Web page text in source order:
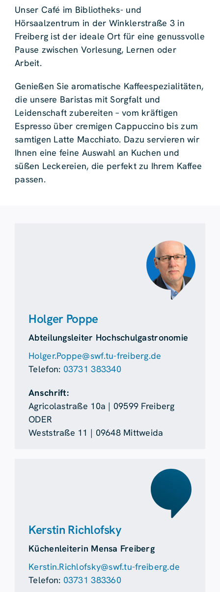
Unser Café im Bibliotheks- und
Hörsaalzentrum in der Winklerstraße 3 in
Freiberg ist der ideale Ort für eine genussvolle
Pause zwischen Vorlesung, Lernen oder
Arbeit.
Genießen Sie aromatische Kaffeespezialitäten,
die unsere Baristas mit Sorgfalt und
Leidenschaft zubereiten – vom kräftigen
Espresso über cremigen Cappuccino bis zum
samtigen Latte Macchiato. Dazu servieren wir
Ihnen eine feine Auswahl an Kuchen und
süßen Leckereien, die perfekt zu Ihrem Kaffee
passen.
Holger Poppe
Abteilungsleiter Hochschulgastronomie
Holger.Poppe@swf.tu-freiberg.de
Telefon: 03731 383340
Anschrift:
Agricolastraße 10a | 09599 Freiberg
ODER
Weststraße 11 | 09648 Mittweida
Kerstin Richlofsky
Küchenleiterin Mensa Freiberg
Kerstin.Richlofsky@swf.tu-freiberg.de
Telefon: 03731 383360